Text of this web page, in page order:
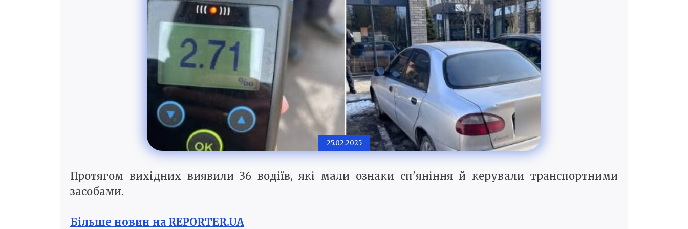
25.02.2025
Протягом вихідних виявили 36 водіїв, які мали ознаки сп'яніння й керували транспортними
засобами.
Більше новин на REPORTER.UA